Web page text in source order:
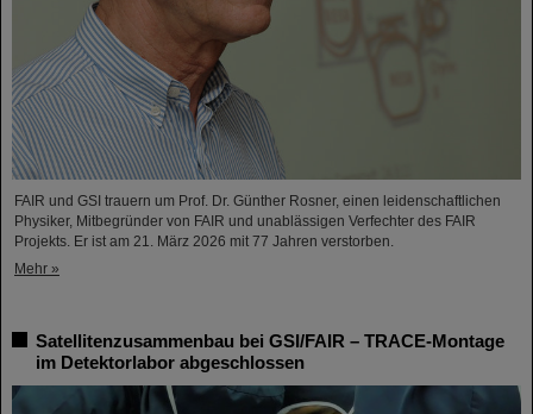
FAIR und GSI trauern um Prof. Dr. Günther Rosner, einen leidenschaftlichen
Physiker, Mitbegründer von FAIR und unablässigen Verfechter des FAIR
Projekts. Er ist am 21. März 2026 mit 77 Jahren verstorben.
Mehr »
Satellitenzusammenbau bei GSI/FAIR – TRACE-Montage
im Detektorlabor abgeschlossen